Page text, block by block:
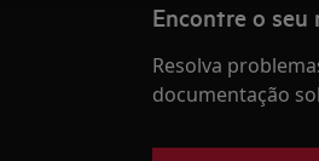
Encontre o
Resolva
documentação